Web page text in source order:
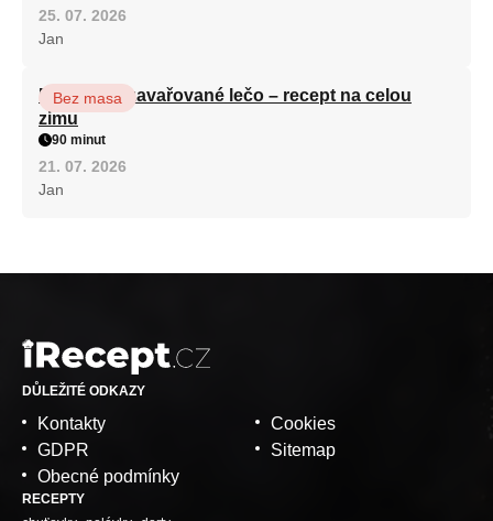
25. 07. 2026
Jan
Babiččino zavařované lečo – recept na celou
zimu
Bez masa
90 minut
21. 07. 2026
Jan
DŮLEŽITÉ ODKAZY
Kontakty
GDPR
Obecné podmínky
Cookies
Sitemap
RECEPTY